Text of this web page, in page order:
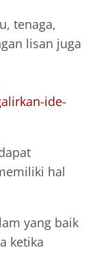
tenaga,
lisan juga
ide-
hal
yang baik
ketika